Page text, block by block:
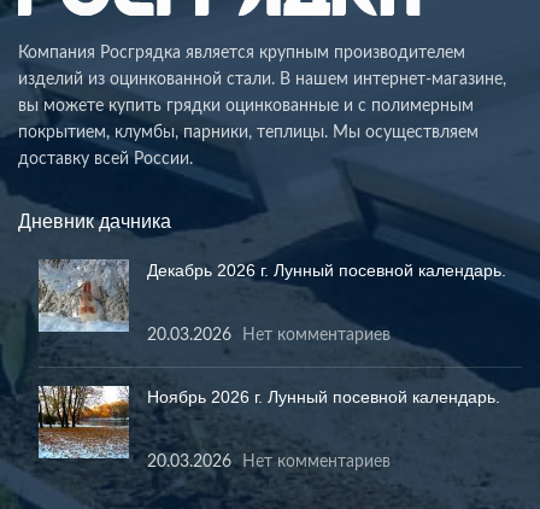
Компания Росгрядка является крупным производителем
изделий из оцинкованной стали. В нашем интернет-магазине,
вы можете купить грядки оцинкованные и с полимерным
покрытием, клумбы, парники, теплицы. Мы осуществляем
доставку всей России.
Дневник дачника
Декабрь 2026 г. Лунный посевной календарь.
20.03.2026 Нет комментариев
Ноябрь 2026 г. Лунный посевной календарь.
20.03.2026 Нет комментариев